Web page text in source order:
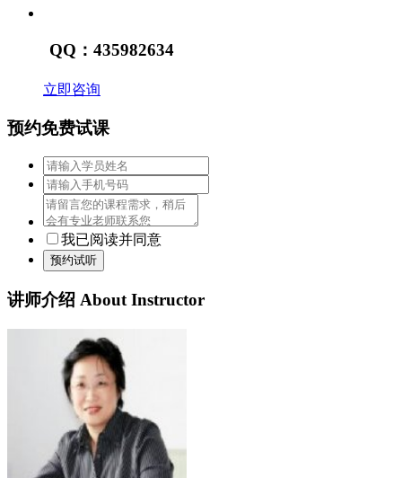
QQ：435982634
立即咨询
预约免费试课
我已阅读并同意
预约试听
讲师介绍 About Instructor